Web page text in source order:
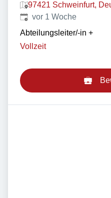
97421 Schweinfurt,
Veröffentlicht:
vor 1 Woche
Abteilungsleiter/-in +
Vollzeit